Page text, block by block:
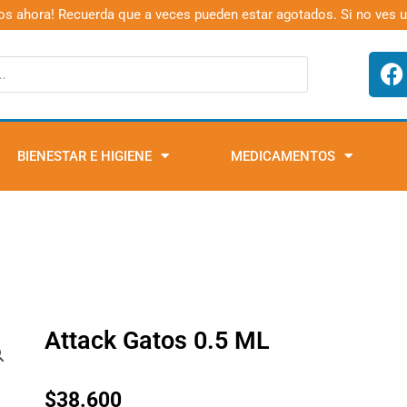
ahora! Recuerda que a veces pueden estar agotados. Si no ves
F
a
e
o
BIENESTAR E HIGIENE MEDICAMENTOS
Attack Gatos 0.5 ML
$38.600